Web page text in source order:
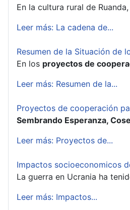
En la cultura rural de
Leer más: La cadena de...
Resumen de la Situación de
En los proyectos de
Leer más: Resumen de la...
Proyectos de cooperación
Sembrando Esperanza,
Leer más: Proyectos de...
Impactos socioeconomicos
La guerra en Ucrania ha
Leer más: Impactos...